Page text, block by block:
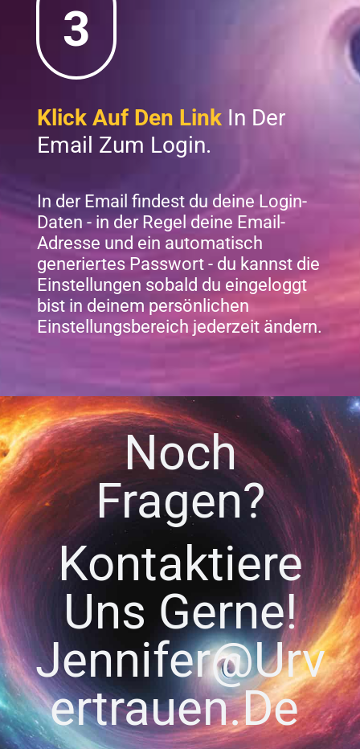
3
Klick Auf Den Link In Der
Email Zum Login.
In der Email findest du deine Login-
Daten - in der Regel deine Email-
Adresse und ein automatisch
generiertes Passwort - du kannst die
Einstellungen sobald du eingeloggt
bist in deinem persönlichen
Einstellungsbereich jederzeit ändern.
Noch
Fragen?
Kontaktiere
Uns Gerne!
Jennifer@urv
Ertrauen.de